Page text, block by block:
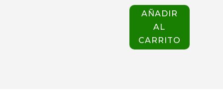
HOMBRE
BLANCO
CROSS
cantidad
AÑADIR
AL
CARRITO